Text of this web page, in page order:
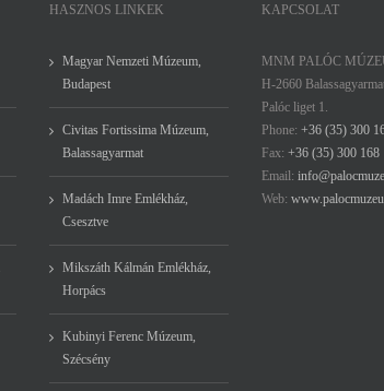
HASZNOS LINKEK
Magyar Nemzeti Múzeum,
Budapest
Civitas Fortissima Múzeum,
Balassagyarmat
Madách Imre Emlékház,
Csesztve
Mikszáth Kálmán Emlékház,
Horpács
Kubinyi Ferenc Múzeum,
Szécsény
KAPCSOLAT
MNM PALÓC
H-2660
Palóc liget 1.
Phone: +36 (35) 300
Fax: +36 (35) 300 168
Email:
Web: